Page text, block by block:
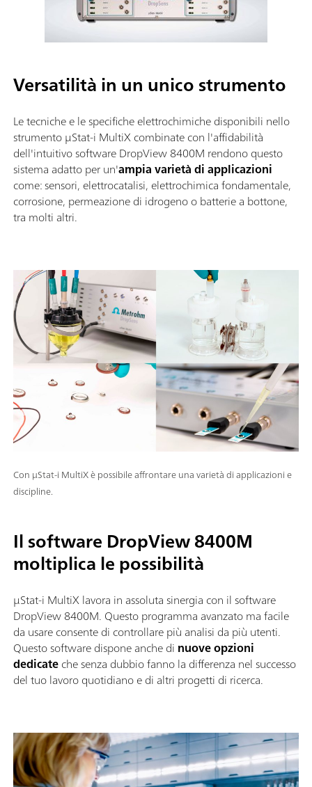
Versatilità in un unico strumento
Le tecniche e le specifiche elettrochimiche disponibili nello
strumento μStat-i MultiX combinate con l'affidabilità
dell'intuitivo software DropView 8400M rendono questo
sistema adatto per un'ampia varietà di applicazioni
come: sensori, elettrocatalisi, elettrochimica fondamentale,
corrosione, permeazione di idrogeno o batterie a bottone,
tra molti altri.
Con μStat-i MultiX è possibile affrontare una varietà di applicazioni e
discipline.
Il software DropView 8400M
moltiplica le possibilità
µStat-i MultiX lavora in assoluta sinergia con il software
DropView 8400M. Questo programma avanzato ma facile
da usare consente di controllare più analisi da più utenti.
Questo software dispone anche di nuove opzioni
dedicateche senza dubbio fanno la differenza nel successo
del tuo lavoro quotidiano e di altri progetti di ricerca.